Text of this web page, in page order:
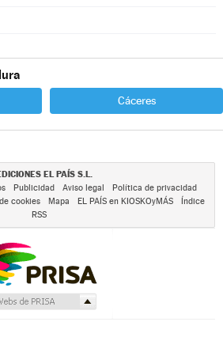
Cáceres
EL PAÍS S.L.
Publicidad Aviso legal
Política de privacidad
cookies Mapa EL PAÍS en KIOSKOyMÁS
Índice
RSS